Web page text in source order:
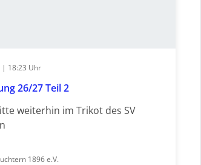
| 18:23 Uhr
26/27 Teil 2
weiterhin im Trikot des SV
1896 e.V.